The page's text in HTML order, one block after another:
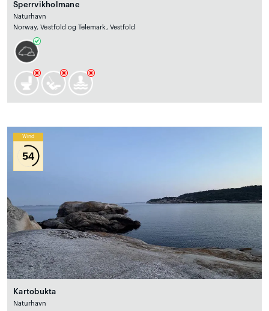
Sperrvikholmane
Naturhavn
Norway, Vestfold og Telemark, Vestfold
Wind
54
Kartobukta
Naturhavn